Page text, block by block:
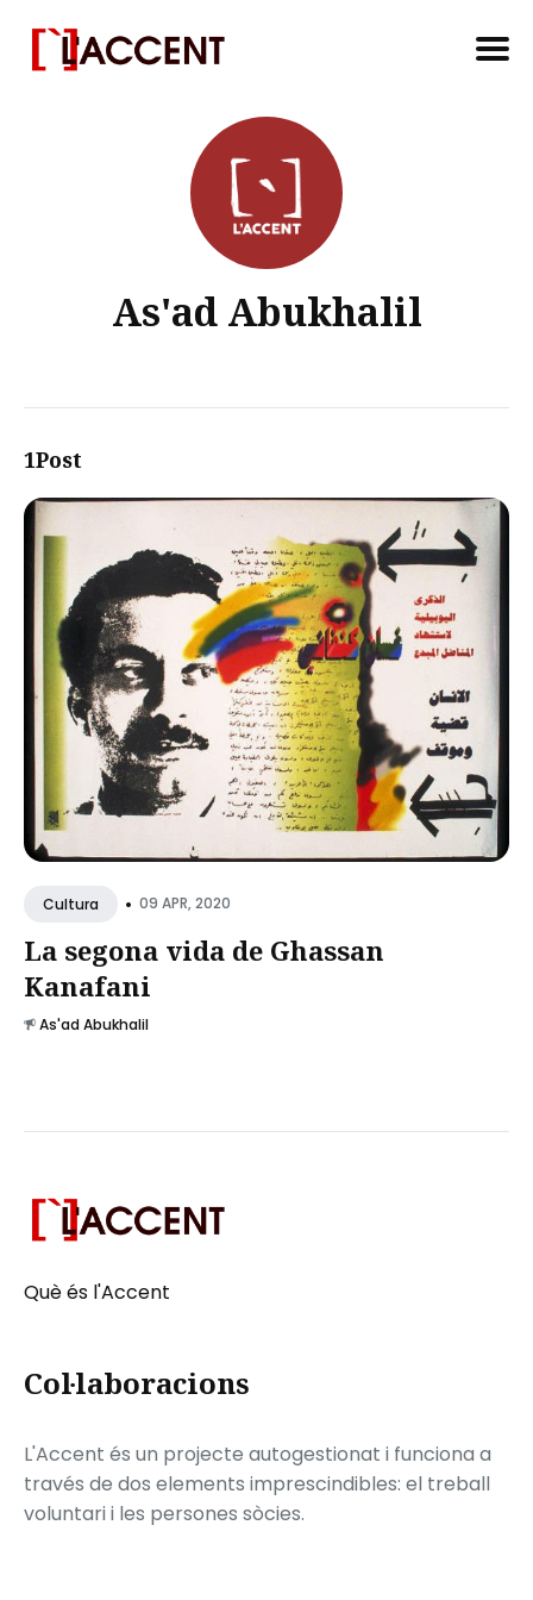
As'ad Abukhalil
1Post
Cultura • 09 APR, 2020
La segona vida de Ghassan
Kanafani
As'ad Abukhalil
Què és l'Accent
Col·laboracions
L'Accent és un projecte autogestionat i funciona a
través de dos elements imprescindibles: el treball
voluntari i les persones sòcies.